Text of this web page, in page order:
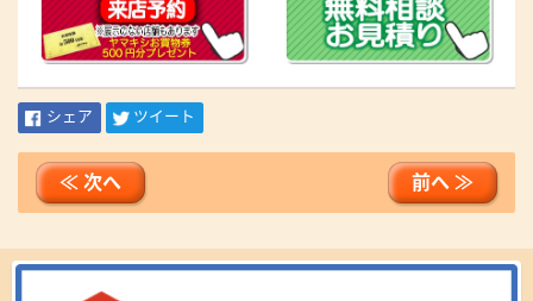
シェア ツイート
≪ 次へ 前へ ≫